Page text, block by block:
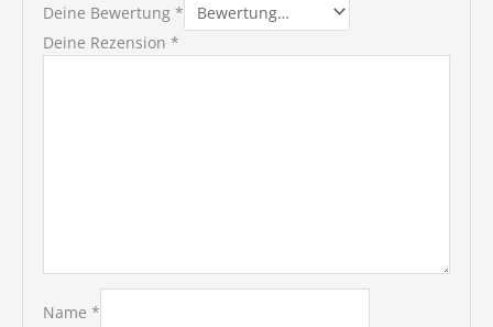
Deine Bewertung *
Deine Rezension *
Name *